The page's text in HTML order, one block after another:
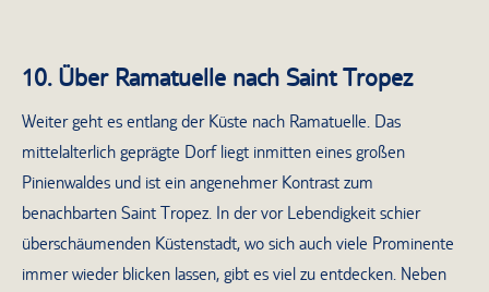
10. Über Ramatuelle nach Saint Tropez
Weiter geht es entlang der Küste nach Ramatuelle. Das
mittelalterlich geprägte Dorf liegt inmitten eines großen
Pinienwaldes und ist ein angenehmer Kontrast zum
benachbarten Saint Tropez. In der vor Lebendigkeit schier
überschäumenden Küstenstadt, wo sich auch viele Prominente
immer wieder blicken lassen, gibt es viel zu entdecken. Neben